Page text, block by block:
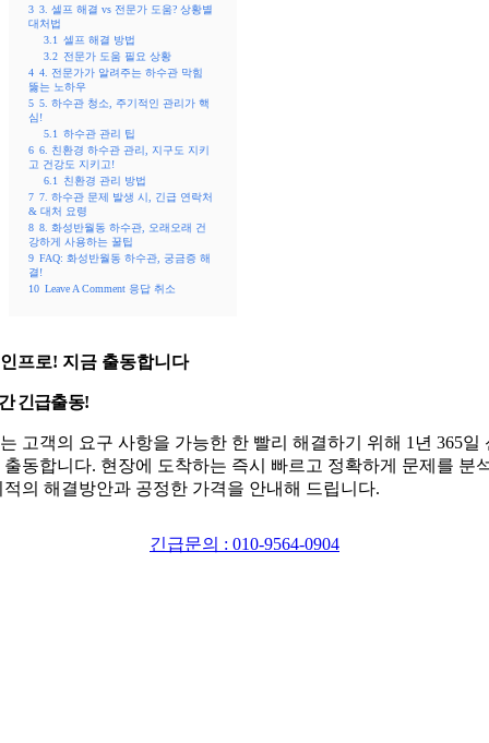
3 3. 셀프 해결 vs 전문가 도움? 상황별
대처법
3.1
셀프 해결 방법
3.2 전문가 도움 필요 상황
4 4. 전문가가 알려주는 하수관 막힘
뚫는 노하우
5 5. 하수관 청소, 주기적인 관리가 핵
심!
5.1
하수관 관리 팁
6 6. 친환경 하수관 관리, 지구도 지키
고 건강도 지키고!
6.1
친환경 관리 방법
7 7. 하수관 문제 발생 시, 긴급 연락처
& 대처 요령
8 8. 화성반월동 하수관, 오래오래 건
강하게 사용하는 꿀팁
9 FAQ: 화성반월동 하수관, 궁금증 해
결!
10 Leave A Comment 응답 취소
프로! 지금 출동합니다
긴급출동!
고객의 요구 사항을 가능한 한 빨리 해결하기 위해 1년 365일
출동합니다. 현장에 도착하는 즉시 빠르고 정확하게 문제를 분
적의 해결방안과 공정한 가격을 안내해 드립니다.
긴급문의 : 010-9564-0904